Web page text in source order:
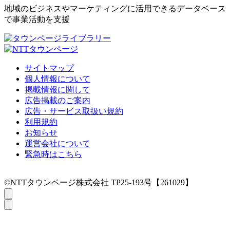
地域のビジネスやマーケティングに活用できるデータベース
で事業活動を支援
サイトマップ
個人情報について
掲載情報に関して
広告掲載のご案内
広告・サービス取扱い規約
利用規約
お知らせ
運営会社について
緊急時はこちら
©NTTタウンページ株式会社 TP25-193号【261029】